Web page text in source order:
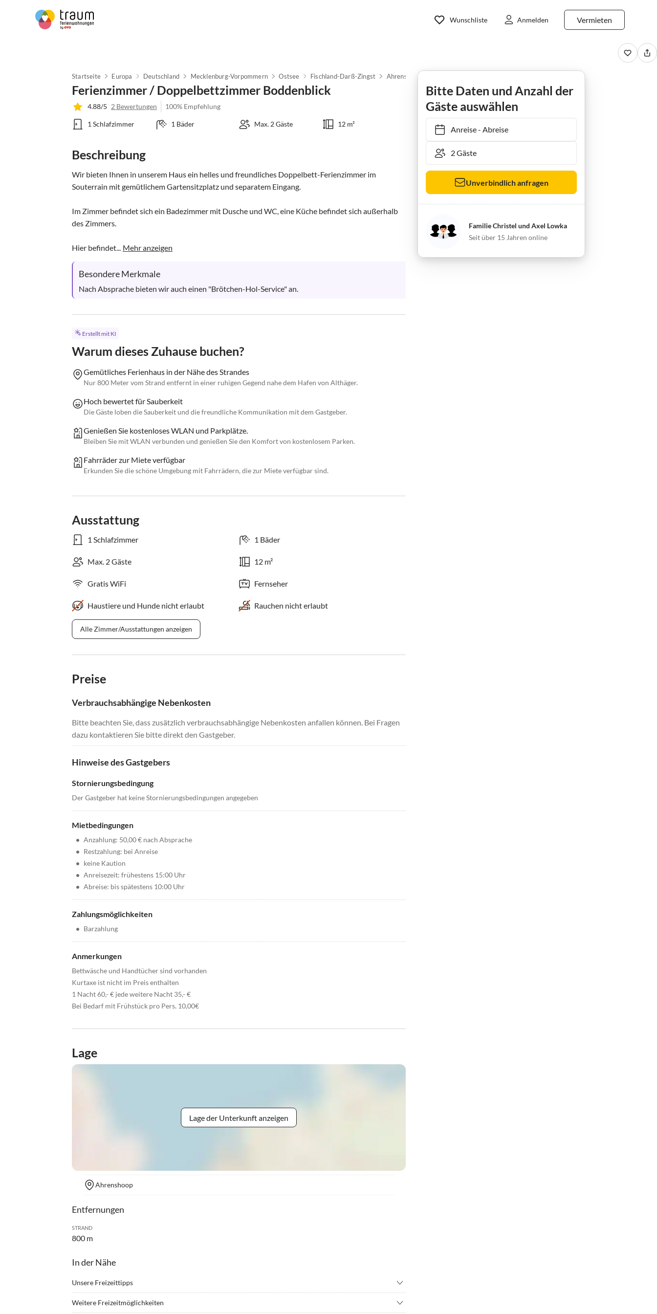
Vermieten
Wunschliste Anmelden
Startseite Europa Deutschland Mecklenburg-Vorpommern Ostsee Fischland-Darß-Zingst Ahrenshoop
Ferienzimmer / Doppelbettzimmer Boddenblick
4.88/5 2 Bewertungen 100% Empfehlung
1 Schlafzimmer 1 Bäder Max. 2 Gäste 12 m²
Beschreibung
Wir bieten Ihnen in unserem Haus ein helles und freundliches Doppelbett-Ferienzimmer im
Souterrain mit gemütlichem Gartensitzplatz und separatem Eingang.
Im Zimmer befindet sich ein Badezimmer mit Dusche und WC, eine Küche befindet sich außerhalb
des Zimmers.
Hier befindet... Mehr anzeigen
Besondere Merkmale
Nach Absprache bieten wir auch einen "Brötchen-Hol-Service" an.
Erstellt mit KI
Warum dieses Zuhause buchen?
Gemütliches Ferienhaus in der Nähe des Strandes
Nur 800 Meter vom Strand entfernt in einer ruhigen Gegend nahe dem Hafen von Althäger.
Hoch bewertet für Sauberkeit
Die Gäste loben die Sauberkeit und die freundliche Kommunikation mit dem Gastgeber.
Genießen Sie kostenloses WLAN und Parkplätze.
Bleiben Sie mit WLAN verbunden und genießen Sie den Komfort von kostenlosem Parken.
Fahrräder zur Miete verfügbar
Erkunden Sie die schöne Umgebung mit Fahrrädern, die zur Miete verfügbar sind.
Ausstattung
1 Schlafzimmer 1 Bäder
Max. 2 Gäste 12 m²
Gratis WiFi Fernseher
Haustiere und Hunde nicht erlaubt Rauchen nicht erlaubt
Alle Zimmer/Ausstattungen anzeigen
Preise
Verbrauchsabhängige Nebenkosten
Bitte beachten Sie, dass zusätzlich verbrauchsabhängige Nebenkosten anfallen können. Bei Fragen
dazu kontaktieren Sie bitte direkt den Gastgeber.
Hinweise des Gastgebers
Stornierungsbedingung
Der Gastgeber hat keine Stornierungsbedingungen angegeben
Mietbedingungen
• Anzahlung: 50,00 € nach Absprache
• Restzahlung: bei Anreise
• keine Kaution
• Anreisezeit: frühestens 15:00 Uhr
• Abreise: bis spätestens 10:00 Uhr
Zahlungsmöglichkeiten
• Barzahlung
Anmerkungen
Bettwäsche und Handtücher sind vorhanden
Kurtaxe ist nicht im Preis enthalten
1 Nacht 60,- € jede weitere Nacht 35,- €
Bei Bedarf mit Frühstück pro Pers. 10,00€
Lage
Lage der Unterkunft anzeigen
Ahrenshoop
Entfernungen
STRAND
800 m
In der Nähe
Unsere Freizeittipps
Weitere Freizeitmöglichkeiten
Bitte Daten und Anzahl der
Gäste auswählen
Anreise- Abreise
Unverbindlich anfragen
Familie Christel und Axel Lowka
Seit über 15 Jahren online